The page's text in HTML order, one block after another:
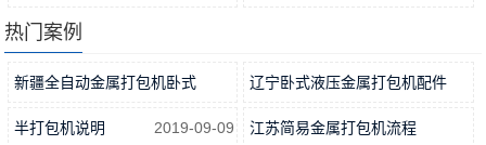
热门案例
新疆全自动金属打包机卧式
2019-06-13
辽宁卧式液压金属打包机配件
2019-05-16
半打包机说明 2019-09-09 江苏简易金属打包机流程